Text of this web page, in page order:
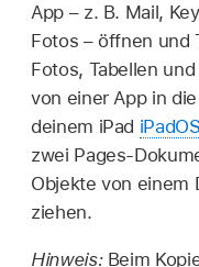
App – z. B. Mail,
Fotos – öffnen und
Fotos, Tabellen
von einer App in
deinem iPad iPadOS
zwei Pages-
Objekte von einem
ziehen.
Hinweis: Beim